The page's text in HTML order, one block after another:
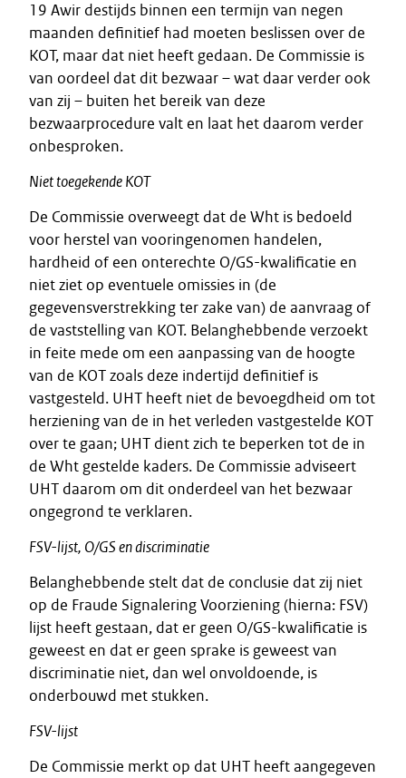
19 Awir destijds binnen een termijn van negen
maanden definitief had moeten beslissen over de
KOT, maar dat niet heeft gedaan. De Commissie is
van oordeel dat dit bezwaar – wat daar verder ook
van zij – buiten het bereik van deze
bezwaarprocedure valt en laat het daarom verder
onbesproken.
Niet toegekende KOT
De Commissie overweegt dat de Wht is bedoeld
voor herstel van vooringenomen handelen,
hardheid of een onterechte O/GS-kwalificatie en
niet ziet op eventuele omissies in (de
gegevensverstrekking ter zake van) de aanvraag of
de vaststelling van KOT. Belanghebbende verzoekt
in feite mede om een aanpassing van de hoogte
van de KOT zoals deze indertijd definitief is
vastgesteld. UHT heeft niet de bevoegdheid om tot
herziening van de in het verleden vastgestelde KOT
over te gaan; UHT dient zich te beperken tot de in
de Wht gestelde kaders. De Commissie adviseert
UHT daarom om dit onderdeel van het bezwaar
ongegrond te verklaren.
FSV-lijst, O/GS en discriminatie
Belanghebbende stelt dat de conclusie dat zij niet
op de Fraude Signalering Voorziening (hierna: FSV)
lijst heeft gestaan, dat er geen O/GS-kwalificatie is
geweest en dat er geen sprake is geweest van
discriminatie niet, dan wel onvoldoende, is
onderbouwd met stukken.
FSV-lijst
De Commissie merkt op dat UHT heeft aangegeven